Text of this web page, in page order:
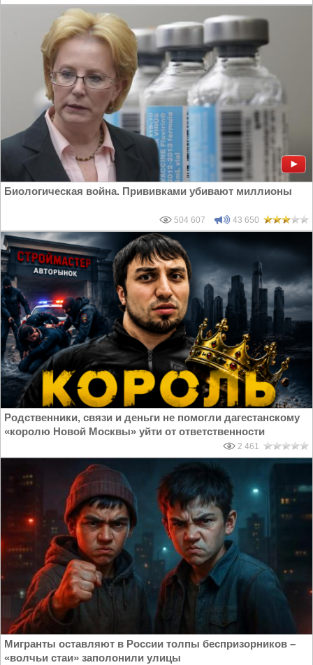
Биологическая война. Прививками убивают миллионы
504 607 43 650
Родственники, связи и деньги не помогли дагестанскому
«королю Новой Москвы» уйти от ответственности
2 461
Мигранты оставляют в России толпы беспризорников –
«волчьи стаи» заполонили улицы